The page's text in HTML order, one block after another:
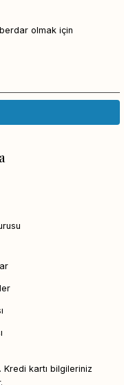
olmak için
Kredi kartı bilgileriniz